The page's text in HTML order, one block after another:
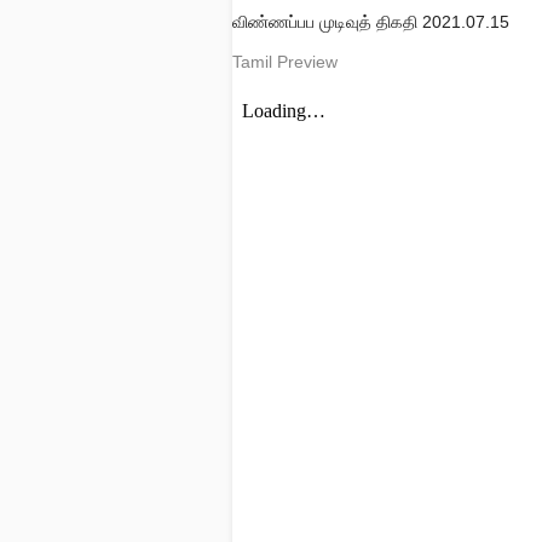
விண்ணப்பப முடிவுத் திகதி 2021.07.15
Tamil Preview